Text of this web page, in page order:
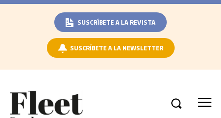
SUSCRÍBETE A LA REVISTA
SUSCRÍBETE A LA NEWSLETTER